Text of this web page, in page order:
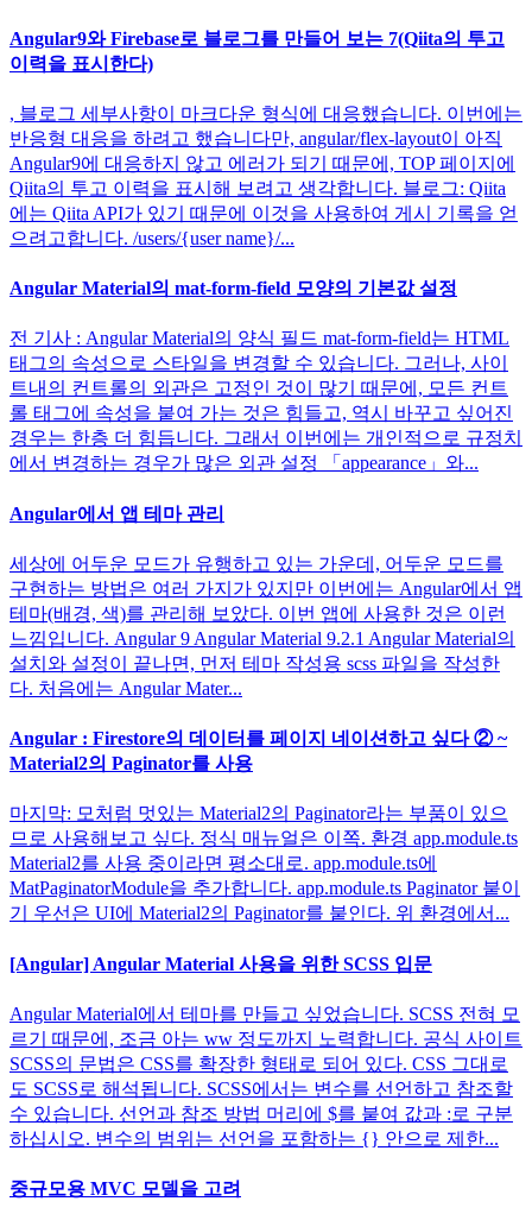
Angular9와 Firebase로 블로그를 만들어 보는 7(Qiita의 투고
이력을 표시한다)
, 블로그 세부사항이 마크다운 형식에 대응했습니다. 이번에는
반응형 대응을 하려고 했습니다만, angular/flex-layout이 아직
Angular9에 대응하지 않고 에러가 되기 때문에, TOP 페이지에
Qiita의 투고 이력을 표시해 보려고 생각합니다. 블로그: Qiita
에는 Qiita API가 있기 때문에 이것을 사용하여 게시 기록을 얻
으려고합니다. /users/{user name}/...
Angular Material의 mat-form-field 모양의 기본값 설정
전 기사 : Angular Material의 양식 필드 mat-form-field는 HTML
태그의 속성으로 스타일을 변경할 수 있습니다. 그러나, 사이
트내의 컨트롤의 외관은 고정인 것이 많기 때문에, 모든 컨트
롤 태그에 속성을 붙여 가는 것은 힘들고, 역시 바꾸고 싶어진
경우는 한층 더 힘듭니다. 그래서 이번에는 개인적으로 규정치
에서 변경하는 경우가 많은 외관 설정 「appearance」와...
Angular에서 앱 테마 관리
세상에 어두운 모드가 유행하고 있는 가운데, 어두운 모드를
구현하는 방법은 여러 가지가 있지만 이번에는 Angular에서 앱
테마(배경, 색)를 관리해 보았다. 이번 앱에 사용한 것은 이런
느낌입니다. Angular 9 Angular Material 9.2.1 Angular Material의
설치와 설정이 끝나면, 먼저 테마 작성용 scss 파일을 작성한
다. 처음에는 Angular Mater...
Angular : Firestore의 데이터를 페이지 네이션하고 싶다 ② ~
Material2의 Paginator를 사용
마지막: 모처럼 멋있는 Material2의 Paginator라는 부품이 있으
므로 사용해보고 싶다. 정식 매뉴얼은 이쪽. 환경 app.module.ts
Material2를 사용 중이라면 평소대로. app.module.ts에
MatPaginatorModule을 추가합니다. app.module.ts Paginator 붙이
기 우선은 UI에 Material2의 Paginator를 붙인다. 위 환경에서...
[Angular] Angular Material 사용을 위한 SCSS 입문
Angular Material에서 테마를 만들고 싶었습니다. SCSS 전혀 모
르기 때문에, 조금 아는 ww 정도까지 노력합니다. 공식 사이트
SCSS의 문법은 CSS를 확장한 형태로 되어 있다. CSS 그대로
도 SCSS로 해석됩니다. SCSS에서는 변수를 선언하고 참조할
수 있습니다. 선언과 참조 방법 머리에 $를 붙여 값과 :로 구분
하십시오. 변수의 범위는 선언을 포함하는 {} 안으로 제한...
중규모용 MVC 모델을 고려